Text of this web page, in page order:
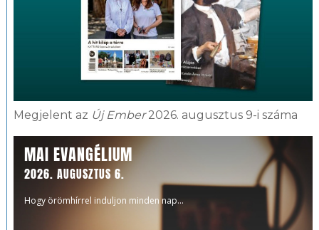
Megjelent az Új Ember2026. augusztus 9-i száma
MAI EVANGÉLIUM
2026. AUGUSZTUS 6.
Hogy örömhírrel induljon minden nap...